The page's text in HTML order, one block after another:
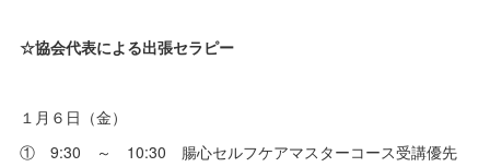
☆協会代表による出張セラピー
１月６日（金）
① 9:30 ～ 10:30 腸心セルフケアマスターコース受講優先